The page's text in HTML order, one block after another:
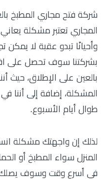
شركة فتح مجاري المطبخ
المجاري تعتبر مشكلة
وأحيانًا تبدو عقبة لا يمكن
بشركتنا سوف تحصل على
بالعين على الإطلاق، حيث
طوال أيام الأسبوع.
لذلك إن واجهتك مشكلة
المنزل سواء المطبخ أو
في أسرع وقت وسوف يصلك